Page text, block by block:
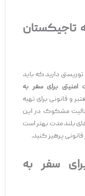
تاجیکستان
دارید که باید
برای سفر به
و قانونی برای تهیه
مشکوک در این
بلند مدت بهتر است
پرهیز کنید.
سفر به